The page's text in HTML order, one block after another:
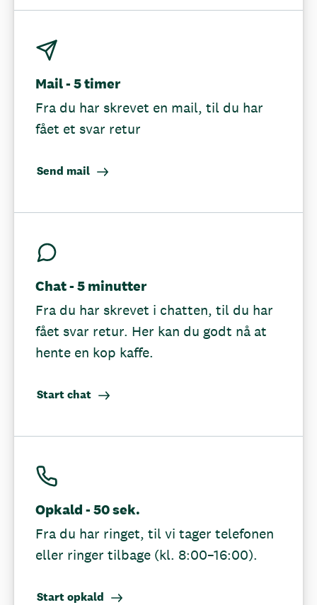
Mail - 5 timer
Fra du har skrevet en mail, til du har
fået et svar retur
Send mail
Chat - 5 minutter
Fra du har skrevet i chatten, til du har
fået svar retur. Her kan du godt nå at
hente en kop kaffe.
Start chat
Opkald - 50 sek.
Fra du har ringet, til vi tager telefonen
eller ringer tilbage (kl. 8:00–16:00).
Start opkald